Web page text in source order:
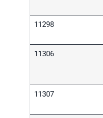
11298
11306
11307